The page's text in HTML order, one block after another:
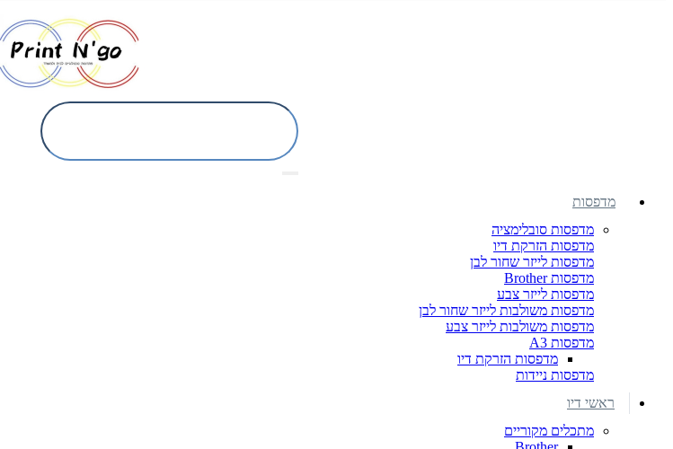
מדפסות
מדפסות סובלימציה
מדפסות הזרקת דיו
מדפסות לייזר שחור לבן
מדפסות Brother
מדפסות לייזר צבע
מדפסות משולבות לייזר שחור לבן
מדפסות משולבות לייזר צבע
מדפסות A3
מדפסות הזרקת דיו
מדפסות ניידות
ראשי דיו
מתכלים מקוריים